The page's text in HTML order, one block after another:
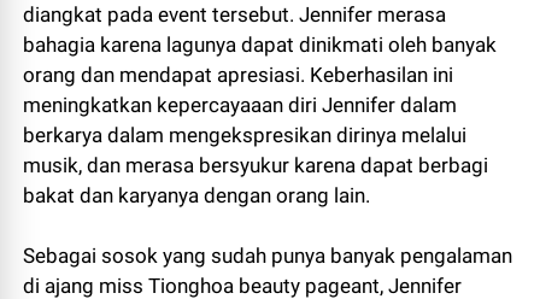
diangkat pada event tersebut. Jennifer merasa
bahagia karena lagunya dapat dinikmati oleh banyak
orang dan mendapat apresiasi. Keberhasilan ini
meningkatkan kepercayaaan diri Jennifer dalam
berkarya dalam mengekspresikan dirinya melalui
musik, dan merasa bersyukur karena dapat berbagi
bakat dan karyanya dengan orang lain.
Sebagai sosok yang sudah punya banyak pengalaman
di ajang miss Tionghoa beauty pageant, Jennifer